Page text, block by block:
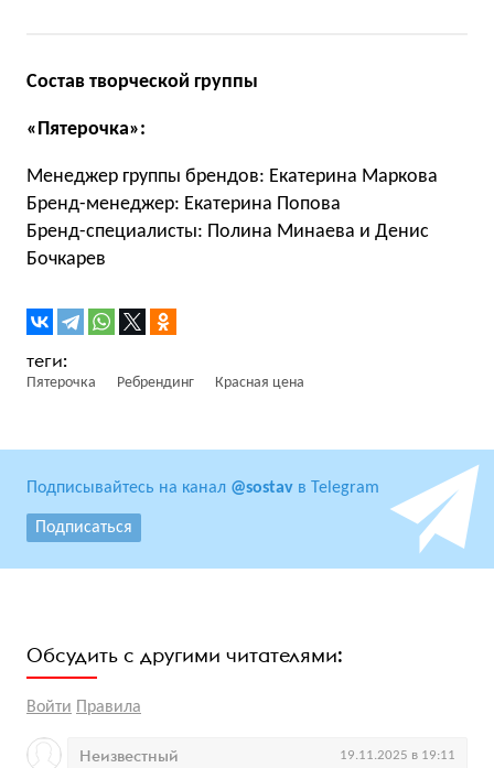
Состав творческой группы
«Пятерочка»:
Менеджер группы брендов: Екатерина Маркова
Бренд-менеджер: Екатерина Попова
Бренд-специалисты: Полина Минаева и Денис
Бочкарев
Пятерочка Ребрендинг Красная цена
Подписывайтесь на канал @sostav в Telegram
Подписаться
Обсудить с другими читателями:
Войти Правила
Неизвестный 19.11.2025 в 19:11